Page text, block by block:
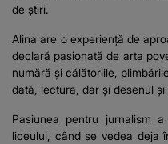
de știri.
Alina are o experiență de
declară pasionată de arta
numără și călătoriile,
dată, lectura, dar și desenul și
Pasiunea pentru jurnalism
liceului, când se vedea deja